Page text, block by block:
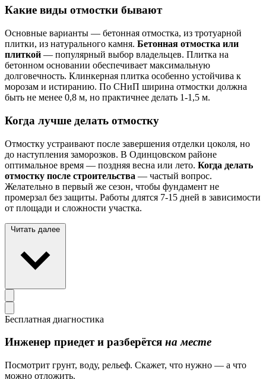
Какие виды отмостки бывают
Основные варианты — бетонная отмостка, из тротуарной
плитки, из натурального камня. Бетонная отмостка или
плиткой — популярный выбор владельцев. Плитка на
бетонном основании обеспечивает максимальную
долговечность. Клинкерная плитка особенно устойчива к
морозам и истиранию. По СНиП ширина отмостки должна
быть не менее 0,8 м, но практичнее делать 1-1,5 м.
Когда лучше делать отмостку
Отмостку устраивают после завершения отделки цоколя, но
до наступления заморозков. В Одинцовском районе
оптимальное время — поздняя весна или лето. Когда делать
отмостку после строительства — частый вопрос.
Желательно в первый же сезон, чтобы фундамент не
промерзал без защиты. Работы длятся 7-15 дней в зависимости
от площади и сложности участка.
Читать далее
Бесплатная диагностика
Инженер приедет и разберётся на месте
Посмотрит грунт, воду, рельеф. Скажет, что нужно — а что
можно отложить.